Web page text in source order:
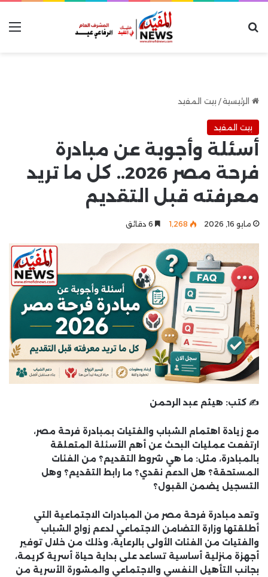
الرئيسية/ بيت المفيد
بيت المفيد
أسئلة وأجوبة عن مبادرة
فرحة مصر 2026.. كل ما تريد
معرفته قبل التقديم
مايو 16, 2026 1٬268
✍️ كتب: هيثم عبد الرحمن
مع زيادة اهتمام الشباب والفتيات بمبادرة فرحة مصر،
ارتفعت عمليات البحث عن أهم الأسئلة المتعلقة
بالمبادرة، مثل: ما هي شروط التقديم؟ من الفئات
المستحقة؟ هل الدعم نقدي؟ ما رابط التقديم؟ وهل
التسجيل يضمن القبول؟
وتعد مبادرة فرحة مصر من المبادرات الاجتماعية التي
أطلقتها وزارة التضامن الاجتماعي لدعم زواج الشباب
والفتيات من الفئات الأولى بالرعاية، وذلك من خلال توفير
أجهزة منزلية أساسية تساعد على بداية حياة أسرية كريمة،
بجانب التأهيل النفسي والاجتماعي والمشورة الأسرية من